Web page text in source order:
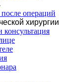
операций
хирургии
консультация